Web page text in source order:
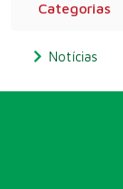
Categorias
Notícias